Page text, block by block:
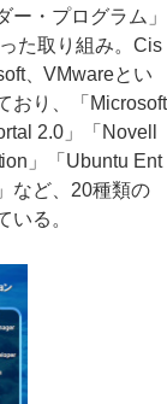
・プログラム」
た取り組み。Cis
、VMwareとい
おり、「Microsoft
2.0」「Novell
」「Ubuntu Ent
など、20種類の
いる。